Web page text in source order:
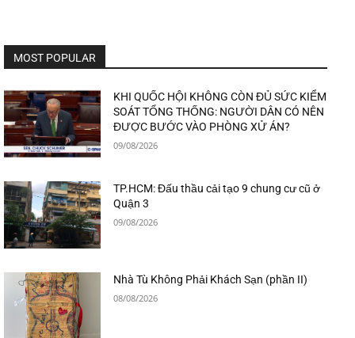
MOST POPULAR
KHI QUỐC HỘI KHÔNG CÒN ĐỦ SỨC KIỂM
SOÁT TỔNG THỐNG: NGƯỜI DÂN CÓ NÊN
ĐƯỢC BƯỚC VÀO PHÒNG XỬ ÁN?
09/08/2026
TP.HCM: Đấu thầu cải tạo 9 chung cư cũ ở
Quận 3
09/08/2026
Nhà Tù Không Phải Khách Sạn (phần II)
08/08/2026